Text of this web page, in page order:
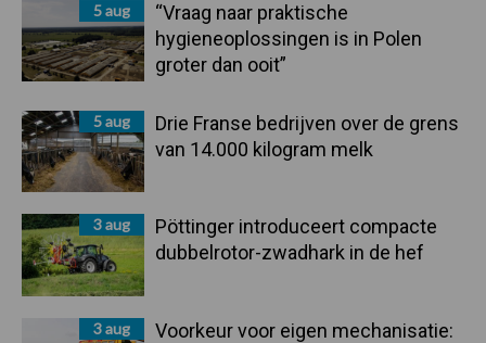
5 aug
“Vraag naar praktische
hygieneoplossingen is in Polen
groter dan ooit”
5 aug
Drie Franse bedrijven over de grens
van 14.000 kilogram melk
3 aug
Pöttinger introduceert compacte
dubbelrotor-zwadhark in de hef
3 aug
Voorkeur voor eigen mechanisatie: